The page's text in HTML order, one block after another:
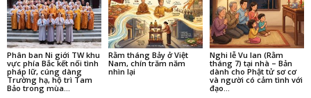
Phân ban Ni giới TW khu
vực phía Bắc kết nối tình
pháp lữ, cúng dàng
Trường hạ, hộ trì Tam
Bảo trong mùa...
Rằm tháng Bảy ở Việt
Nam, chín trăm năm
nhìn lại
Nghi lễ Vu lan (Rằm
tháng 7) tại nhà – Bản
dành cho Phật tử sơ cơ
và người có cảm tình với
đạo...